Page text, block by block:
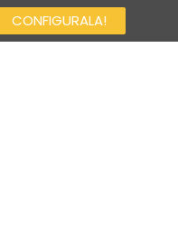
CONFIGURALA!